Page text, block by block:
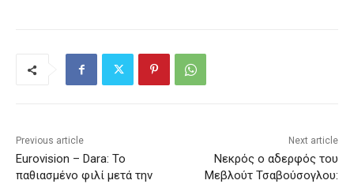
Previous article
Eurovision – Dara: Το
παθιασμένο φιλί μετά την
Next article
Νεκρός ο αδερφός του
Μεβλούτ Τσαβούσογλου: